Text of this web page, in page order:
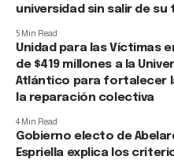
universidad sin salir de
5 Min Read
Unidad para las Víctimas
de $419 millones a la
Atlántico para fortalecer
la reparación colectiva
4 Min Read
Gobierno electo de
Espriella explica los